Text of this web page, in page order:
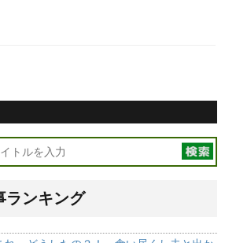
ランキング